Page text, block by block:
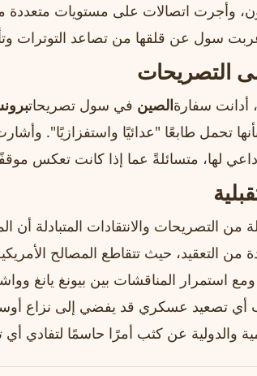
وأجرت اتصالات على مستويات متعددة مع
سول عن قلقها من تصاعد التوترات
التصريحات
أدانت سفارةالصين في سول تصريحات
تحمل طابعًا "عدائيًا واستفزازيًا".
داعي لها، متسائلةً عما إذا كانت تعكس
التصريحات والانتقادات المتبادلة أن
التعقيد، حيث تتقاطع المصالح
ومع استمرار المناقشات بين بيونغ يانغ
أي تصعيد عسكري قد يفضي إلى نزاع
والدولية عن كثب أمرًا حاسمًا لتفادي